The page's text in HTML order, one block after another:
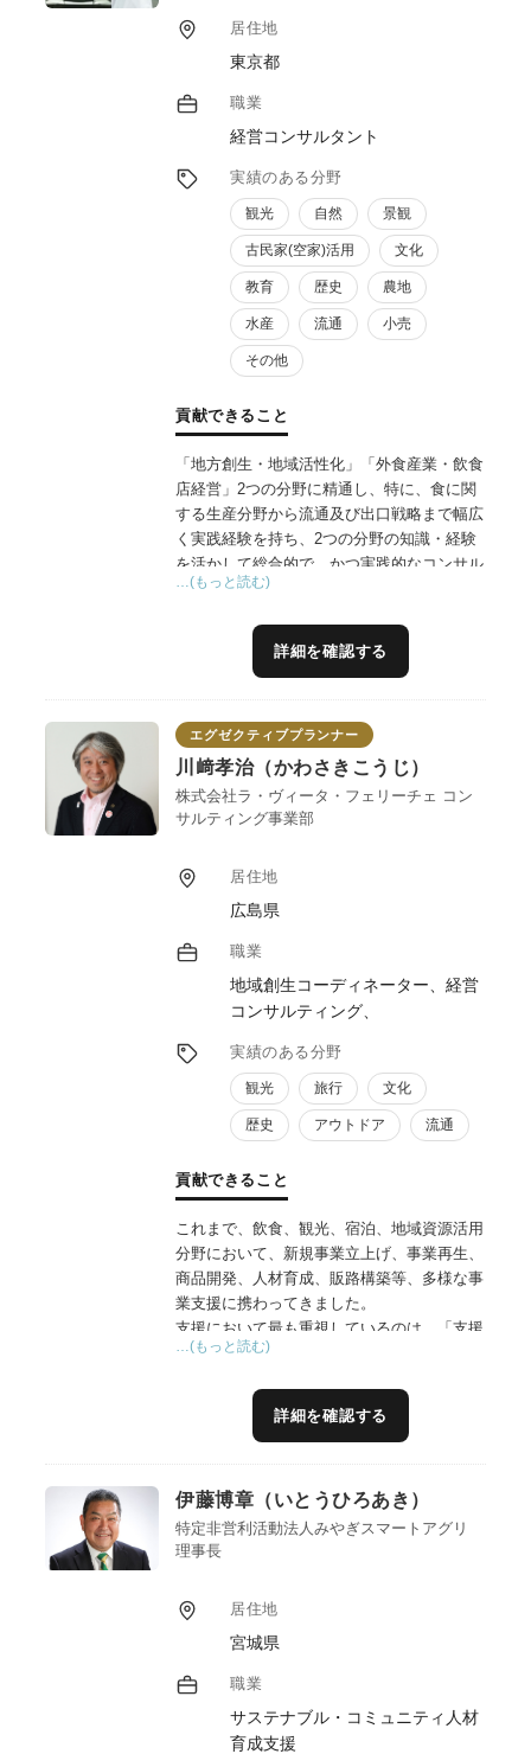
居住地
東京都
職業
経営コンサルタント
実績のある分野
観光 自然 景観
古民家(空家)活用 文化
教育 歴史 農地
水産 流通 小売
その他
貢献できること
「地方創生・地域活性化」「外食産業・飲食
店経営」2つの分野に精通し、特に、食に関
する生産分野から流通及び出口戦略まで幅広
く実践経験を持ち、2つの分野の知識・経験
を活かして総合的で、かつ実践的なコンサル
ティングを行います。地域資源を活かした地
と飲食店を繋ぐ「6次産業化」の具体的なご
提案、これまで20年の経験から出口戦略であ
…(もっと読む)
詳細を確認する
エグゼクティブプランナー
川﨑孝治（かわさきこうじ）
株式会社ラ・ヴィータ・フェリーチェ コン
サルティング事業部
居住地
広島県
職業
地域創生コーディネーター、経営
コンサルティング、
実績のある分野
観光 旅行 文化
歴史 アウトドア 流通
貢献できること
これまで、飲食、観光、宿泊、地域資源活用
分野において、新規事業立上げ、事業再生、
商品開発、人材育成、販路構築等、多様な事
業支援に携わってきました。
支援において最も重視しているのは、「支援
終了後も地域が自走できる体制を構築するこ
そのため、単なる提案型支援ではなく、事業
者や地域住民との対話を重ねながら、現場で
また、地域課題の多くは単独事業者だけでは
解決できないため、行政、観光団体、交通事
業者、生産者、飲食事業者、宿泊事業者等と
近年は、サステナブルツーリズム、地産地
関心が高まっており、現場で培ったマーケッ
ト視点と実務経験を活かし、地域資源を“稼
たいと考えています。
…(もっと読む)
詳細を確認する
伊藤博章（いとうひろあき）
特定非営利活動法人みやぎスマートアグリ
理事長
居住地
宮城県
職業
サステナブル・コミュニティ人材
育成支援